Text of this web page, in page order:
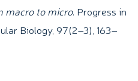
macro to micro. Progress in
Biology, 97(2–3), 163–